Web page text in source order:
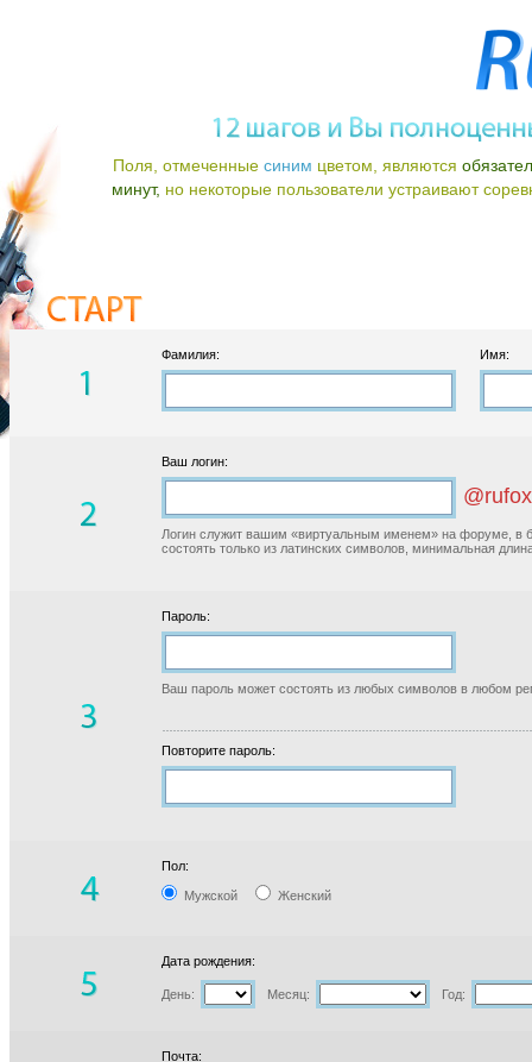
Поля, отмеченные синим цветом, являются
минут, но некоторые пользователи устраивают
Фамилия: Имя:
Ваш логин:
Логин служит вашим «виртуальным именем» на форуме, в
состоять только из латинских символов, минимальная
Пароль:
Ваш пароль может состоять из любых символов в любом
Повторите пароль:
Пол:
Мужской Женский
Дата рождения:
День: Месяц: Год:
Почта: